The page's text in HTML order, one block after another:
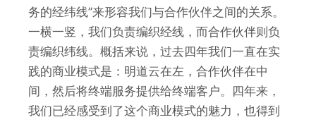
务的经纬线”来形容我们与合作伙伴之间的关系。
一横一竖，我们负责编织经线，而合作伙伴则负
责编织纬线。概括来说，过去四年我们一直在实
践的商业模式是：明道云在左，合作伙伴在中
间，然后将终端服务提供给终端客户。四年来，
我们已经感受到了这个商业模式的魅力，也得到